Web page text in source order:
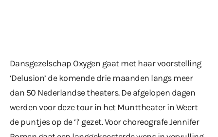
Dansgezelschap Oxygen gaat met haar voorstelling
‘Delusion’ de komende drie maanden langs meer
dan 50 Nederlandse theaters. De afgelopen dagen
werden voor deze tour in het Munttheater in Weert
de puntjes op de ‘i’ gezet. Voor choreografe Jennifer